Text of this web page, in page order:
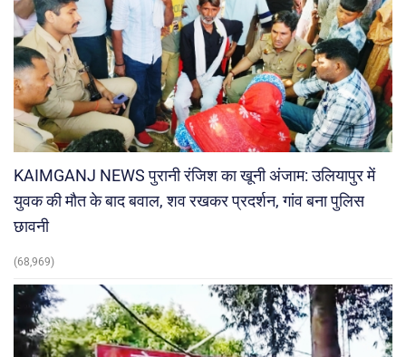
KAIMGANJ NEWS पुरानी रंजिश का खूनी अंजाम: उलियापुर में
युवक की मौत के बाद बवाल, शव रखकर प्रदर्शन, गांव बना पुलिस
छावनी
(68,969)